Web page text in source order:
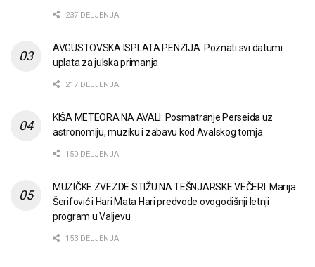
237 DELJENJA
AVGUSTOVSKA ISPLATA PENZIJA: Poznati svi datumi
uplata za julska primanja
217 DELJENJA
KIŠA METEORA NA AVALI: Posmatranje Perseida uz
astronomiju, muziku i zabavu kod Avalskog tornja
150 DELJENJA
MUZIČKE ZVEZDE STIŽU NA TEŠNJARSKE VEČERI: Marija
Šerifović i Hari Mata Hari predvode ovogodišnji letnji
program u Valjevu
153 DELJENJA